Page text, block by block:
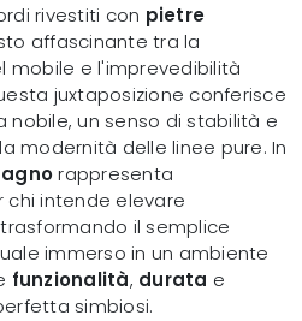
rivestiti con pietre
affascinante tra la
mobile e l'imprevedibilità
juxtaposizione conferisce
nobile, un senso di stabilità e
modernità delle linee pure. In
rappresenta
intende elevare
il semplice
immerso in un ambiente
funzionalità, durata e
simbiosi.